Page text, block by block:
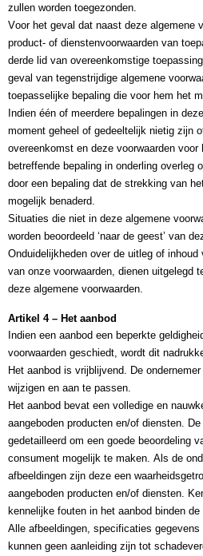
zullen worden toegezonden.
Voor het geval dat naast deze algemene
product- of dienstenvoorwaarden van
derde lid van overeenkomstige
geval van tegenstrijdige algemene
toepasselijke bepaling die voor hem het
Indien één of meerdere bepalingen in
moment geheel of gedeeltelijk nietig zijn
overeenkomst en deze voorwaarden voor
betreffende bepaling in onderling overleg
door een bepaling dat de strekking van
mogelijk benaderd.
Situaties die niet in deze algemene
worden beoordeeld ‘naar de geest’ van
Onduidelijkheden over de uitleg of
van onze voorwaarden, dienen uitgelegd
deze algemene voorwaarden.
Artikel 4 – Het aanbod
Indien een aanbod een beperkte
voorwaarden geschiedt, wordt dit
Het aanbod is vrijblijvend. De
wijzigen en aan te passen.
Het aanbod bevat een volledige en
aangeboden producten en/of diensten.
gedetailleerd om een goede beoordeling
consument mogelijk te maken. Als de
afbeeldingen zijn deze een
aangeboden producten en/of diensten.
kennelijke fouten in het aanbod binden de
Alle afbeeldingen, specificaties
kunnen geen aanleiding zijn tot